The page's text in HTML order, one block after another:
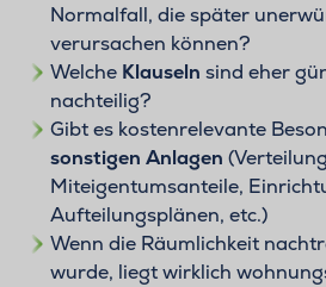
Normalfall, die später
verursachen können?
Welche Klauseln sind eher
nachteilig?
Gibt es kostenrelevante
sonstigen Anlagen
Miteigentumsanteile,
Aufteilungsplänen, etc.)
Wenn die Räumlichkeit
wurde, liegt wirklich